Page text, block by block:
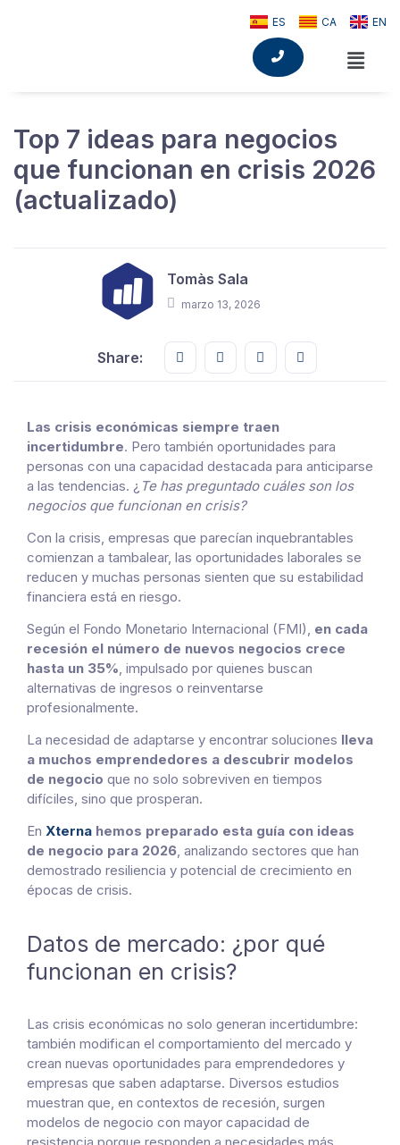
ES CA EN
Top 7 ideas para negocios
que funcionan en crisis 2026
(actualizado)
Tomàs Sala
marzo 13, 2026
Share: Share this on FaceBook
Share this on Twitter
Share this on GMail
Share this on
Las crisis económicas siempre traen
incertidumbre. Pero también oportunidades para
personas con una capacidad destacada para anticiparse
a las tendencias. ¿ Te has preguntado cuáles son los
negocios que funcionan en crisis?
Con la crisis, empresas que parecían inquebrantables
comienzan a tambalear, las oportunidades laborales se
reducen y muchas personas sienten que su estabilidad
financiera está en riesgo.
Según el Fondo Monetario Internacional (FMI), en cada
recesión el número de nuevos negocios crece
hasta un 35%, impulsado por quienes buscan
alternativas de ingresos o reinventarse
profesionalmente.
La necesidad de adaptarse y encontrar soluciones lleva
a muchos emprendedores a descubrir modelos
de negocio que no solo sobreviven en tiempos
difíciles, sino que prosperan.
En Xterna hemos preparado esta guía con ideas
de negocio para 2026, analizando sectores que han
demostrado resiliencia y potencial de crecimiento en
épocas de crisis.
Datos de mercado: ¿por qué
funcionan en crisis?
Las crisis económicas no solo generan incertidumbre:
también modifican el comportamiento del mercado y
crean nuevas oportunidades para emprendedores y
empresas que saben adaptarse. Diversos estudios
muestran que, en contextos de recesión, surgen
modelos de negocio con mayor capacidad de